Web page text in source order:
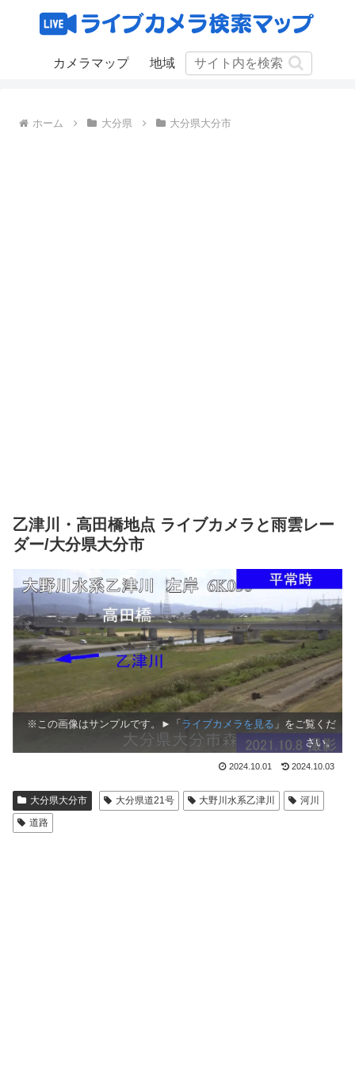
カメラマップ 地域
ホーム 大分県 大分県大分市
乙津川・高田橋地点 ライブカメラと雨雲レー
ダー/大分県大分市
※この画像はサンプルです。►「 ライブカメラを見る 」をご覧くだ
さい。
2024.10.01 2024.10.03
大分県大分市 大分県道21号 大野川水系乙津川
河川
道路